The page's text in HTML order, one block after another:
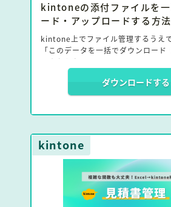
kintoneの添付ファイルを一
ード・アップロードする方法
kintone上でファイル管理するうえで
「このデータを一括でダウンロード
できたらな・・」
とお悩みではないでしょうか。
本資料では、このような課題を解決
ダウンロードする
kintone